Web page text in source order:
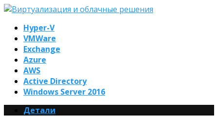
Hyper-V
VMWare
Exchange
Azure
AWS
Active Directory
Windows Server 2016
Детали